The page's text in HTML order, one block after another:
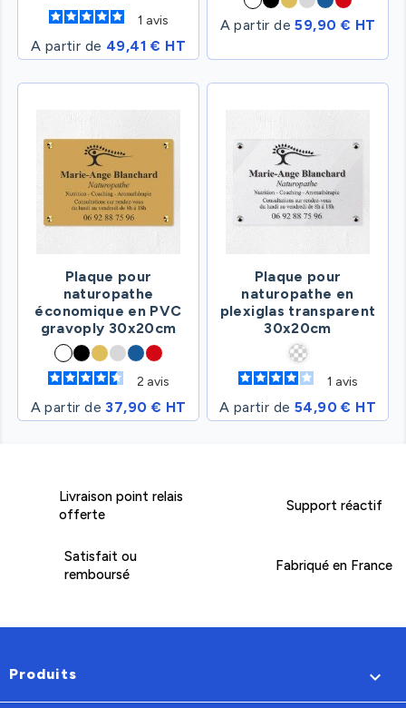
1 avis
A partir de 49,41 € HT
A partir de59,90 € HT
Plaque pour
naturopathe
économique en PVC
gravoply 30x20cm
2 avis
A partir de37,90 € HT
Plaque pour
naturopathe en
plexiglas transparent
30x20cm
1 avis
A partir de 54,90 € HT
Livraison point relais
offerte
Support réactif
Satisfait ou
remboursé
Fabriqué en France
Produits 